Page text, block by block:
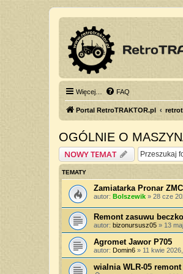
Więcej… FAQ
Portal RetroTRAKTOR.pl
OGÓLNIE O
NOWY TEMAT
TEMATY
Zamiatarka Pronar
autor: Bolszewik » 28 cze
Remont zasuwu
autor: bizonursusz05 » 13
Agromet Jawor P705
autor: Domin6 » 11 kwie
wialnia WLR-05 remont